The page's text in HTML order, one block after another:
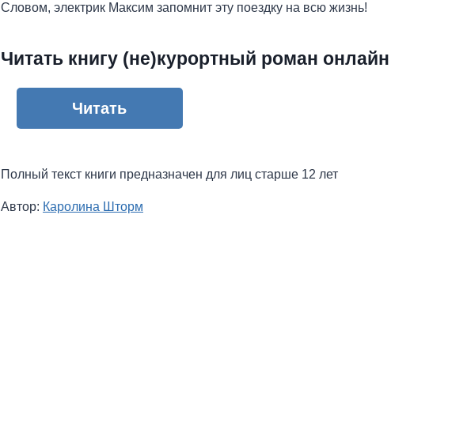
Словом, электрик Максим запомнит эту поездку на всю жизнь!
Читать книгу (не)курортный роман онлайн
Читать
Полный текст книги предназначен для лиц старше 12 лет
Метки
Автор: Каролина Шторм